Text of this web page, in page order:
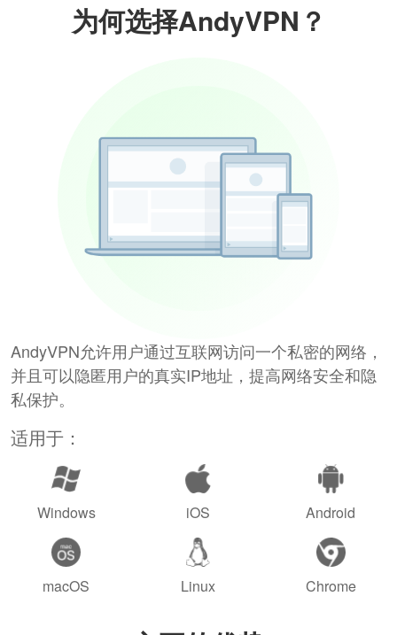
为何选择AndyVPN？
AndyVPN允许用户通过互联网访问一个私密的网络，
并且可以隐匿用户的真实IP地址，提高网络安全和隐
私保护。
适用于：
Windows iOS Android
macOS Linux Chrome